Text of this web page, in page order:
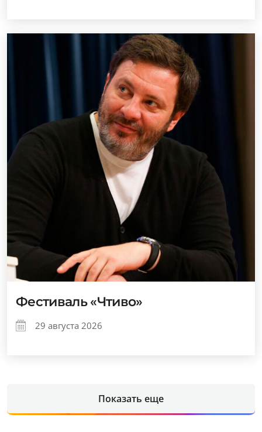
Фестиваль «Чтиво»
29 августа 2026
Показать еще